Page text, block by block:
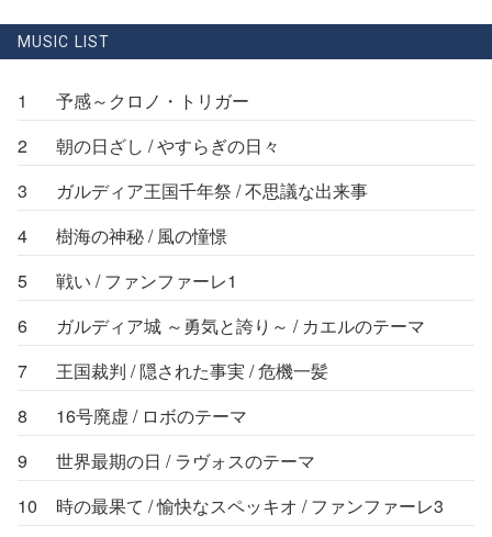
MUSIC LIST
1
予感～クロノ・トリガー
2
朝の日ざし / やすらぎの日々
3
ガルディア王国千年祭 / 不思議な出来事
4
樹海の神秘 / 風の憧憬
5
戦い / ファンファーレ1
6
ガルディア城 ～勇気と誇り～ / カエルのテーマ
7
王国裁判 / 隠された事実 / 危機一髪
8
16号廃虚 / ロボのテーマ
9
世界最期の日 / ラヴォスのテーマ
10
時の最果て / 愉快なスペッキオ / ファンファーレ3